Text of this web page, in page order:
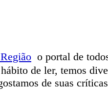
o portal de
de ler, temos
ostamos de suas